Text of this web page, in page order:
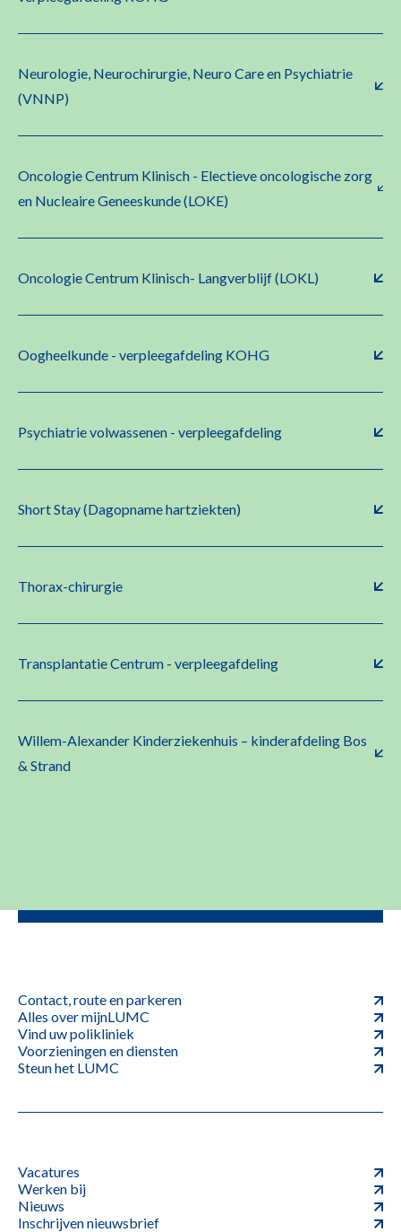
Neurologie, Neurochirurgie, Neuro Care en Psychiatrie
(VNNP)
Oncologie Centrum Klinisch - Electieve oncologische zorg
en Nucleaire Geneeskunde (LOKE)
Oncologie Centrum Klinisch- Langverblijf (LOKL)
Oogheelkunde - verpleegafdeling KOHG
Psychiatrie volwassenen - verpleegafdeling
Short Stay (Dagopname hartziekten)
Thorax-chirurgie
Transplantatie Centrum - verpleegafdeling
Willem-Alexander Kinderziekenhuis – kinderafdeling Bos
& Strand
Contact, route en parkeren
Alles over mijnLUMC
Vind uw polikliniek
Voorzieningen en diensten
Steun het LUMC
Vacatures
Werken bij
Nieuws
Inschrijven nieuwsbrief